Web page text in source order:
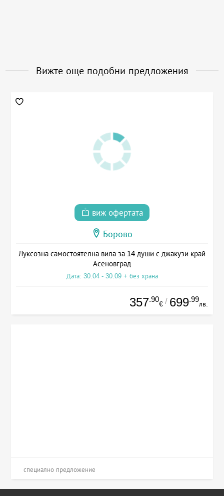
Вижте още подобни предложения
виж офертата
Борово
Луксозна самостоятелна вила за 14 души с джакузи край
Асеновград
Дата: 30.04 - 30.09 + без храна
357.90
€ / 699.99
лв.
специално предложение